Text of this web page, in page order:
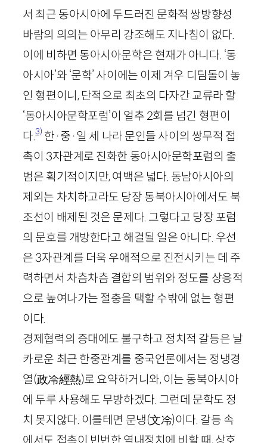
서 최근 동아시아에 두드러진 문화적 쌍방향성
바람의 의의는 아무리 강조해도 지나침이 없다.
이에 비하면 동아시아문학은 현재가 아니다. ‘동
아시아’와 ‘문학’ 사이에는 이제 겨우 디딤돌이 놓
인 형편이니, 단적으로 최초의 다자간 교류라 할
‘동아시아문학포럼’이 얼추 2회를 넘긴 형편이
다.3)한·중·일 세 나라 문인들 사이의 쌍무적 접
촉이 3자관계로 진화한 동아시아문학포럼의 출
범은 획기적이지만, 여백은 넓다. 동남아시아의
제외는 차치하고라도 당장 동북아시아에서도 북
조선이 배제된 것은 문제다. 그렇다고 당장 포럼
의 문호를 개방한다고 해결될 일은 아니다. 우선
은 3자관계를 더욱 우애적으로 진전시키는 데 주
력하면서 차츰차츰 결합의 범위와 정도를 상응적
으로 높여나가는 절충을 택할 수밖에 없는 형편
이다.
경제협력의 증대에도 불구하고 정치적 갈등은 날
카로운 최근 한중관계를 중국언론에서는 정냉경
열(政冷經熱)로 요약하거니와, 이는 동북아시아
에 두루 사용해도 무방하겠다. 그런데 문학도 정
치 못지않다. 이를테면 문냉(文冷)이다. 갈등 속
에서도 접촉이 빈번한 역내정치에 비할 때, 상호